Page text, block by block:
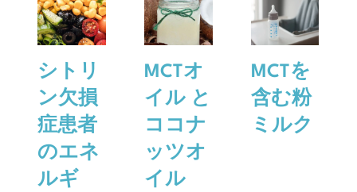
シトリ
ン欠損
症患者
のエネ
ルギ
MCTオ
イル と
ココナ
ッツオ
イル
MCTを
含む粉
ミルク